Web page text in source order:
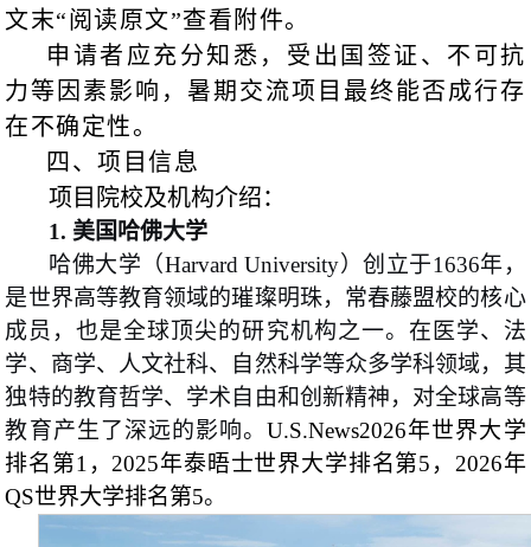
文末“阅读原文”查看附件。
申请者应充分知悉，受出国签证、不可抗
力等因素影响，暑期交流项目最终能否成行存
在不确定性。
四、项目信息
项目院校及机构介绍：
1. 美国哈佛大学
哈佛大学（Harvard University）创立于1636年，
是世界高等教育领域的璀璨明珠，常春藤盟校的核心
成员，也是全球顶尖的研究机构之一。在医学、法
学、商学、人文社科、自然科学等众多学科领域，其
独特的教育哲学、学术自由和创新精神，对全球高等
教育产生了深远的影响。U.S.News2026年世界大学
排名第1，2025年泰晤士世界大学排名第5，2026年
QS世界大学排名第5。